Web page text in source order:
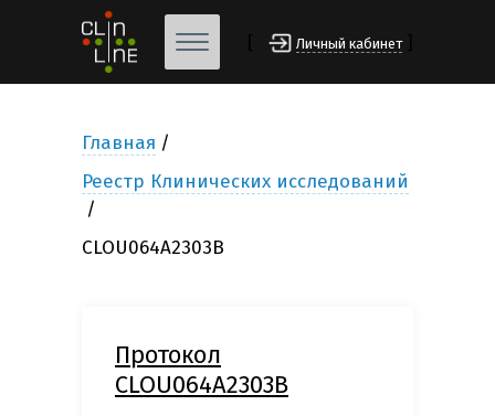
Личный кабинет
Главная
Реестр Клинических исследований
CLOU064A2303B
Протокол
CLOU064A2303B